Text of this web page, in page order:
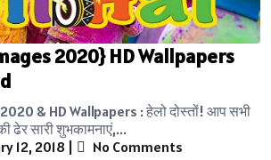
2020} HD Wallpapers
& HD Wallpapers : हेलो दोस्तों! आप सभी
ढेर सारी शुभकामनाएं,...
12, 2018 | No Comments